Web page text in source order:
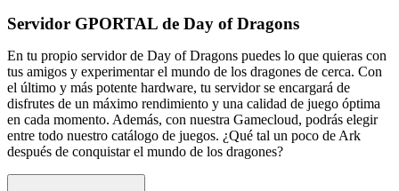
Servidor GPORTAL de Day of Dragons
En tu propio servidor de Day of Dragons puedes lo que quieras con
tus amigos y experimentar el mundo de los dragones de cerca. Con
el último y más potente hardware, tu servidor se encargará de
disfrutes de un máximo rendimiento y una calidad de juego óptima
en cada momento. Además, con nuestra Gamecloud, podrás elegir
entre todo nuestro catálogo de juegos. ¿Qué tal un poco de Ark
después de conquistar el mundo de los dragones?